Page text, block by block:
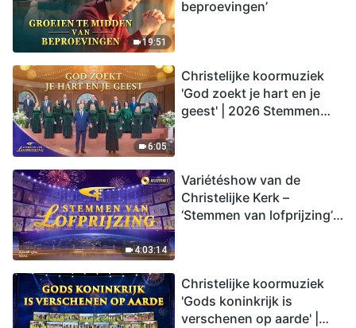
19:51
beproevingen’
6:05
Christelijke koormuziek
'God zoekt je hart en je
geest' | 2026 Stemmen
4:03:14
Variétéshow van de
Christelijke Kerk –
‘Stemmen van lofprijzing’,
Christelijke koormuziek
'Gods koninkrijk is
verschenen op aarde' |